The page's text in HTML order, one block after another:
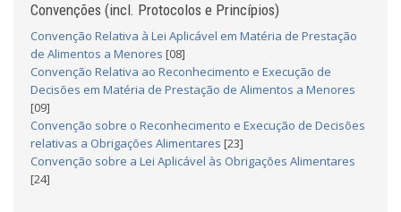
Convenções (incl. Protocolos e Princípios)
Convenção Relativa à Lei Aplicável em Matéria de Prestação
de Alimentos a Menores [08]
Convenção Relativa ao Reconhecimento e Execução de
Decisões em Matéria de Prestação de Alimentos a Menores
[09]
Convenção sobre o Reconhecimento e Execução de Decisões
relativas a Obrigações Alimentares [23]
Convenção sobre a Lei Aplicável às Obrigações Alimentares
[24]